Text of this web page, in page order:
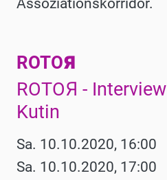
Werke
ROTOЯ
ROTOЯ -
Kutin
Sa. 10.10.2020, 16:00
Sa. 10.10.2020, 17:00